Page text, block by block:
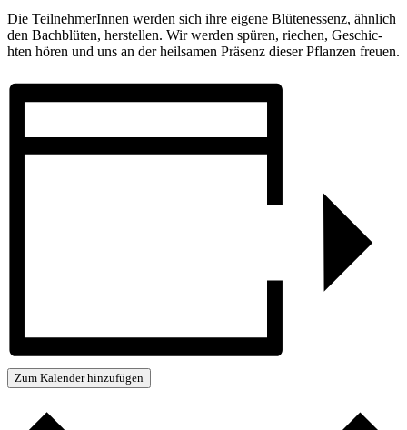
Die Teilne­hmerIn­n­en wer­den sich ihre eig­e­ne Bl­üten­es­senz, ähnl­ich
den Bac­hbl­üten, her­stel­l­en. Wir wer­den sp­ü­r­en, riec­hen, Ge­schic­
hten hö­r­en und uns an der he­il­s­amen Pr­äsenz di­e­ser Pfl­an­z­en freuen.
Zum Kalender hinzufügen